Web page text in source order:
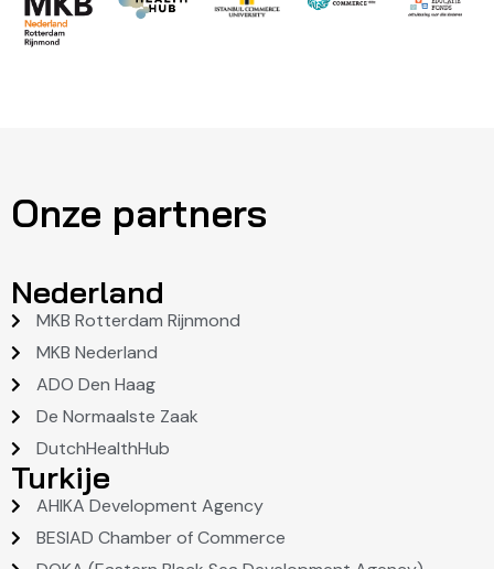
Onze partners
Nederland
MKB Rotterdam Rijnmond
MKB Nederland
ADO Den Haag
De Normaalste Zaak
DutchHealthHub
Turkije
AHIKA Development Agency
BESIAD Chamber of Commerce